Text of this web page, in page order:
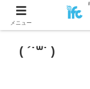
( ´˙꒳˙ )
メニュー